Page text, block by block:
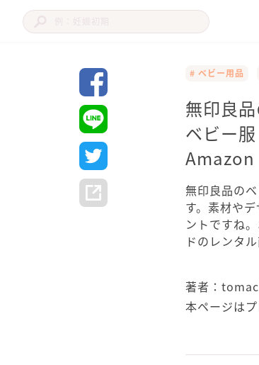
# ベビー用品
無印良
ベビー
Amazon
無印良品の
す。素材や
ントですね
ドのレンタ
著者：
本ページは